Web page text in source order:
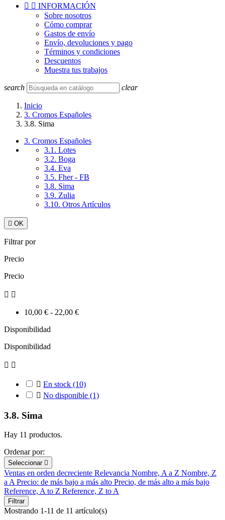
  INFORMACIÓN
Sobre nosotros
Cómo comprar
Gastos de envío
Envío, devoluciones y pago
Términos y condiciones
Descuentos
Muestra tus trabajos
search clear
Inicio
3. Cromos Españoles
3.8. Sima
3. Cromos Españoles
3.1. Lotes
3.2. Boga
3.4. Eva
3.5. Fher - FB
3.8. Sima
3.9. Zulia
3.10. Otros Artículos
 OK
Filtrar por
Precio
Precio
 
10,00 € - 22,00 €
Disponibilidad
Disponibilidad
 
 En stock (10)
 No disponible (1)
3.8. Sima
Hay 11 productos.
Ordenar por:
Seleccionar 
Ventas en orden decreciente Relevancia Nombre, A a Z Nombre, Z
a APrecio: de más bajo a más alto Precio, de más alto a más bajo
Reference, A to Z Reference, Z to A
Filtrar
Mostrando 1-11 de 11 artículo(s)